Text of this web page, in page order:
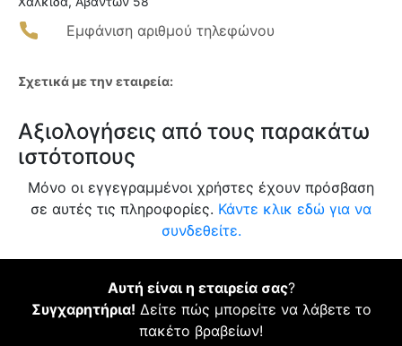
Εμφάνιση αριθμού τηλεφώνου
Σχετικά με την εταιρεία:
Αξιολογήσεις από τους παρακάτω
ιστότοπους
Μόνο οι εγγεγραμμένοι χρήστες έχουν πρόσβαση
σε αυτές τις πληροφορίες. Κάντε κλικ εδώ για να
συνδεθείτε.
Αυτή είναι η εταιρεία σας?
Συγχαρητήρια! Δείτε πώς μπορείτε να λάβετε το
πακέτο βραβείων!